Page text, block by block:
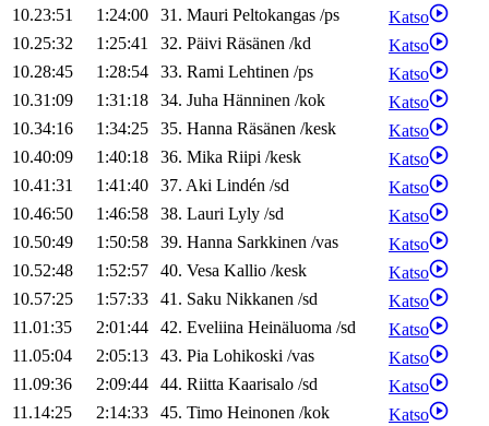
10.23:51
1:24:00 31. Mauri Peltokangas /ps
Katso
10.25:32
1:25:41 32. Päivi Räsänen /kd
Katso
10.28:45
1:28:54 33. Rami Lehtinen /ps
Katso
10.31:09
1:31:18 34. Juha Hänninen /kok
Katso
10.34:16
1:34:25 35. Hanna Räsänen /kesk
Katso
10.40:09
1:40:18 36. Mika Riipi /kesk
Katso
10.41:31
1:41:40 37. Aki Lindén /sd
Katso
10.46:50
1:46:58 38. Lauri Lyly /sd
Katso
10.50:49
1:50:58 39. Hanna Sarkkinen /vas
Katso
10.52:48
1:52:57 40. Vesa Kallio /kesk
Katso
10.57:25
1:57:33 41. Saku Nikkanen /sd
Katso
11.01:35
2:01:44 42. Eveliina Heinäluoma /sd
Katso
11.05:04
2:05:13 43. Pia Lohikoski /vas
Katso
11.09:36
2:09:44 44. Riitta Kaarisalo /sd
Katso
11.14:25
2:14:33 45. Timo Heinonen /kok
Katso